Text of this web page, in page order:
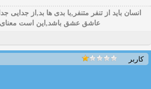
انسان باید از تنفر متنفر,با بدی ها بد,از
عاشق عشق باشد,این است معنای
کاربر